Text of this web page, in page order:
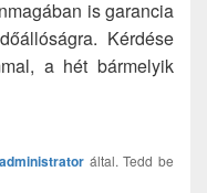
is garancia
Kérdése
a hét bármelyik
administrator által. Tedd be